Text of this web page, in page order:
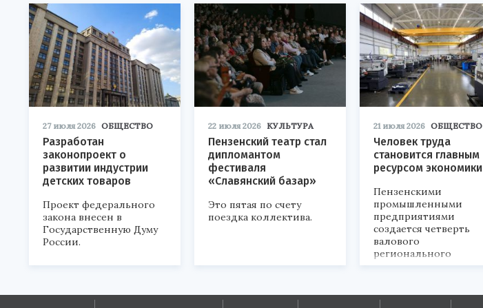
27 июля 2026 ОБЩЕСТВО
Разработан
законопроект о
развитии индустрии
детских товаров
Проект федерального
закона внесен в
Государственную Думу
России.
22 июля 2026 КУЛЬТУРА
Пензенский театр стал
дипломантом
фестиваля
«Славянский базар»
Это пятая по счету
поездка коллектива.
21 июля 2026 ОБЩЕСТВО
Человек труда
становится главным
ресурсом экономики
Пензенскими
промышленными
предприятиями
создается четверть
валового
регионального
продукта и
поступлений в